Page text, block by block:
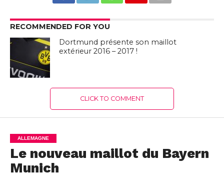
RECOMMENDED FOR YOU
Dortmund présente son maillot
extérieur 2016 – 2017 !
CLICK TO COMMENT
ALLEMAGNE
Le nouveau maillot du Bayern
Munich